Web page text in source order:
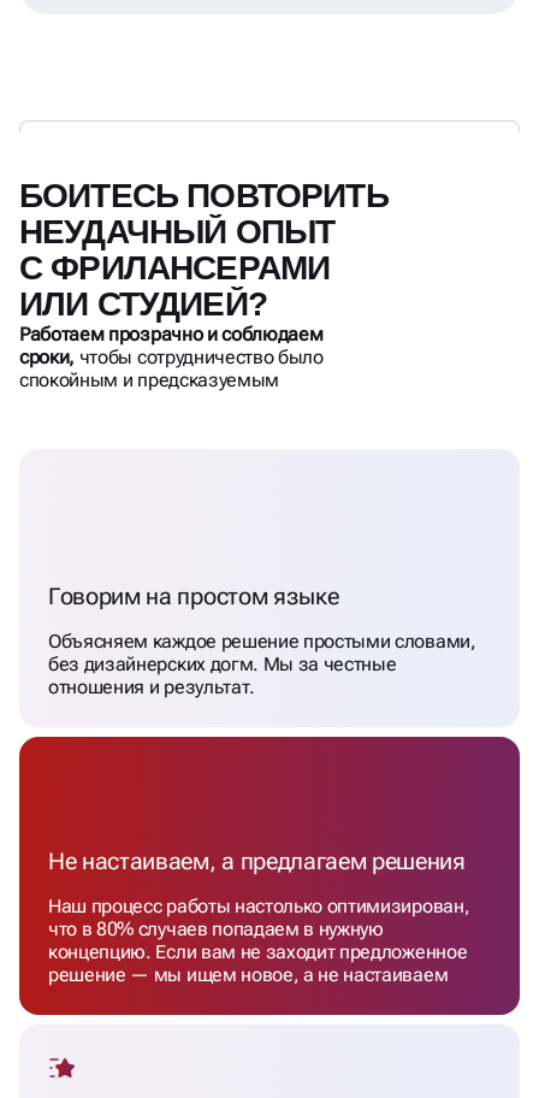
БОИТЕСЬ ПОВТОРИТЬ
НЕУДАЧНЫЙ ОПЫТ
С ФРИЛАНСЕРАМИ
ИЛИ СТУДИЕЙ?
Работаем прозрачно и соблюдаем
сроки, чтобы сотрудничество было
спокойным и предсказуемым
Говорим на простом языке
Объясняем каждое решение простыми словами,
без дизайнерских догм. Мы за честные
отношения и результат.
Не настаиваем, а предлагаем решения
Наш процесс работы настолько оптимизирован,
что в 80% случаев попадаем в нужную
концепцию. Если вам не заходит предложенное
решение — мы ищем новое, а не настаиваем